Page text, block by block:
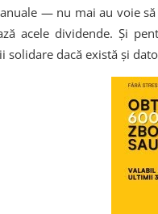
— nu mai au voie
acele dividende. Și
solidare dacă există și